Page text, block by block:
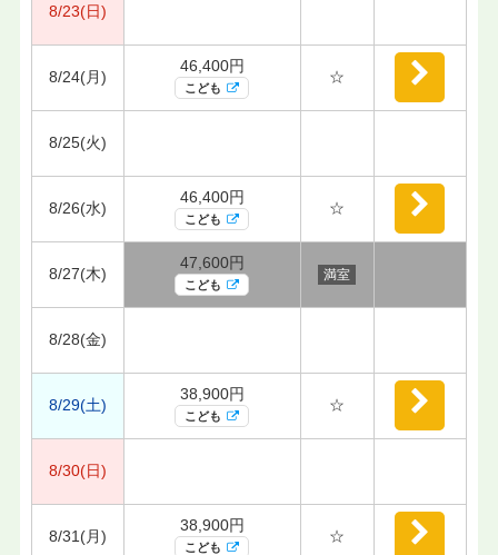
8/23(日)
8/24(月)
46,400円
こども
☆
8/25(火)
8/26(水)
46,400円
こども
☆
8/27(木)
47,600円
こども
満室
8/28(金)
8/29(土)
38,900円
こども
☆
8/30(日)
8/31(月)
38,900円
こども
☆